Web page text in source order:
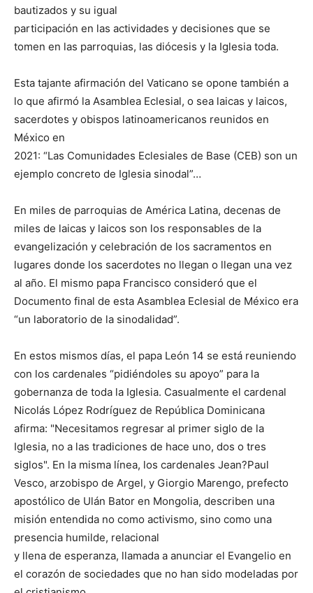
bautizados y su igual
participación en las actividades y decisiones que se
tomen en las parroquias, las diócesis y la Iglesia toda.
Esta tajante afirmación del Vaticano se opone también a
lo que afirmó la Asamblea Eclesial, o sea laicas y laicos,
sacerdotes y obispos latinoamericanos reunidos en
México en
2021: “Las Comunidades Eclesiales de Base (CEB) son un
ejemplo concreto de Iglesia sinodal”…
En miles de parroquias de América Latina, decenas de
miles de laicas y laicos son los responsables de la
evangelización y celebración de los sacramentos en
lugares donde los sacerdotes no llegan o llegan una vez
al año. El mismo papa Francisco consideró que el
Documento final de esta Asamblea Eclesial de México era
“un laboratorio de la sinodalidad”.
En estos mismos días, el papa León 14 se está reuniendo
con los cardenales “pidiéndoles su apoyo” para la
gobernanza de toda la Iglesia. Casualmente el cardenal
Nicolás López Rodríguez de República Dominicana
afirma: "Necesitamos regresar al primer siglo de la
Iglesia, no a las tradiciones de hace uno, dos o tres
siglos". En la misma línea, los cardenales Jean?Paul
Vesco, arzobispo de Argel, y Giorgio Marengo, prefecto
apostólico de Ulán Bator en Mongolia, describen una
misión entendida no como activismo, sino como una
presencia humilde, relacional
y llena de esperanza, llamada a anunciar el Evangelio en
el corazón de sociedades que no han sido modeladas por